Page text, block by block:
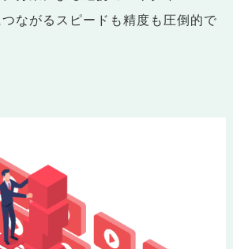
ながるスピードも精度も圧倒的で